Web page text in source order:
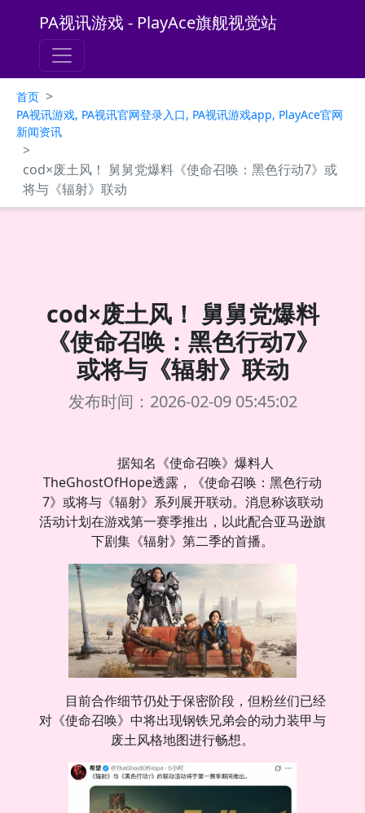
PA视讯游戏 - PlayAce旗舰视觉站
首页 >
PA视讯游戏, PA视讯官网登录入口, PA视讯游戏app, PlayAce官网
新闻资讯
>
cod×废土风！ 舅舅党爆料《使命召唤：黑色行动7》或
将与《辐射》联动
cod×废土风！ 舅舅党爆料
《使命召唤：黑色行动7》
或将与《辐射》联动
发布时间：2026-02-09 05:45:02
据知名《使命召唤》爆料人
TheGhostOfHope透露，《使命召唤：黑色行动
7》或将与《辐射》系列展开联动。消息称该联动
活动计划在游戏第一赛季推出，以此配合亚马逊旗
下剧集《辐射》第二季的首播。
目前合作细节仍处于保密阶段，但粉丝们已经
对《使命召唤》中将出现钢铁兄弟会的动力装甲与
废土风格地图进行畅想。